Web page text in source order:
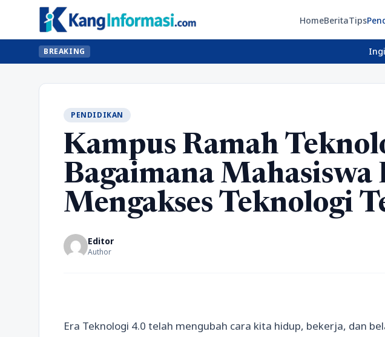
HomeBeritaTips
BREAKING Ingin
PENDIDIKAN
Kampus Ramah
Bagaimana Mahasiswa
Mengakses Teknologi
Editor
Author
Era Teknologi 4.0 telah mengubah cara kita hidup, bekerja, dan